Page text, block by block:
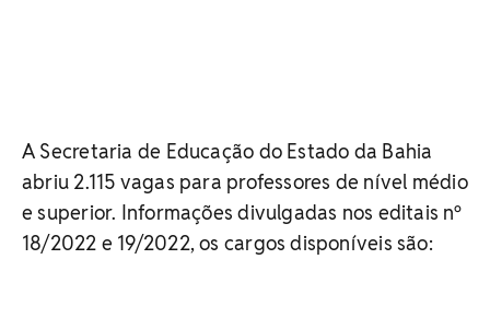
A Secretaria de Educação do Estado da Bahia
abriu 2.115 vagas para professores de nível médio
e superior. Informações divulgadas nos editais nº
18/2022 e 19/2022, os cargos disponíveis são: